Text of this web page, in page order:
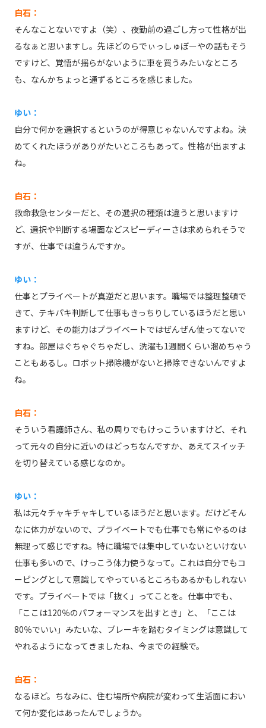
白石：
そんなことないですよ（笑）、夜勤前の過ごし方って性格が出
るなぁと思いますし。先ほどのらでぃっしゅぼーやの話もそう
ですけど、覚悟が揺らがないように車を買うみたいなところ
も、なんかちょっと通ずるところを感じました。
ゆい：
自分で何かを選択するというのが得意じゃないんですよね。決
めてくれたほうがありがたいところもあって。性格が出ますよ
ね。
白石：
救命救急センターだと、その選択の種類は違うと思いますけ
ど、選択や判断する場面などスピーディーさは求められそうで
すが、仕事では違うんですか。
ゆい：
仕事とプライベートが真逆だと思います。職場では整理整頓で
きて、テキパキ判断して仕事もきっちりしているほうだと思い
ますけど、その能力はプライベートではぜんぜん使ってないで
すね。部屋はぐちゃぐちゃだし、洗濯も1週間くらい溜めちゃう
こともあるし。ロボット掃除機がないと掃除できないんですよ
ね。
白石：
そういう看護師さん、私の周りでもけっこういますけど、それ
って元々の自分に近いのはどっちなんですか、あえてスイッチ
を切り替えている感じなのか。
ゆい：
私は元々チャキチャキしているほうだと思います。だけどそん
なに体力がないので、プライベートでも仕事でも常にやるのは
無理って感じですね。特に職場では集中していないといけない
仕事も多いので、けっこう体力使うなって。これは自分でもコ
ーピングとして意識してやっているところもあるかもしれない
です。プライベートでは「抜く」ってことを。仕事中でも、
「ここは120％のパフォーマンスを出すとき」と、「ここは
80％でいい」みたいな、ブレーキを踏むタイミングは意識して
やれるようになってきましたね、今までの経験で。
白石：
なるほど。ちなみに、住む場所や病院が変わって生活面におい
て何か変化はあったんでしょうか。